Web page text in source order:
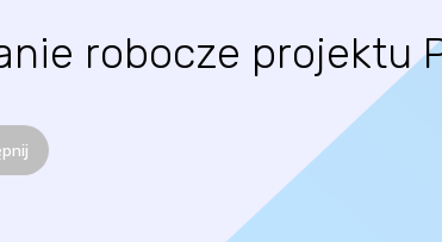
robocze projektu